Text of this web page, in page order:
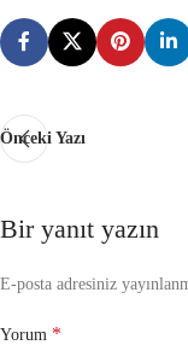
Önceki Yazı
Bir yanıt yazın
E-posta adresiniz
Yorum *